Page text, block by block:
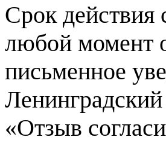
Срок действия
любой момент
письменное
«Отзыв